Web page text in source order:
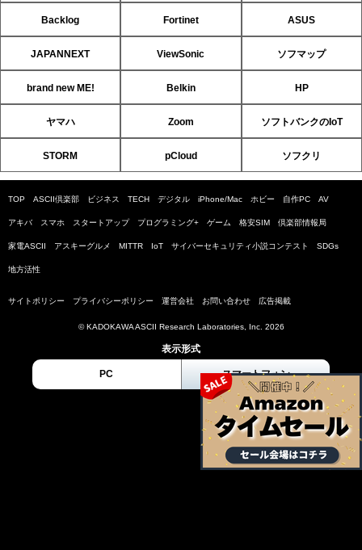
Backlog Fortinet ASUS
JAPANNEXT ViewSonic ソフマップ
brand new ME! Belkin HP
ヤマハ Zoom ソフトバンクのIoT
STORM pCloud ソフクリ
TOP ASCII倶楽部 ビジネス TECH デジタル iPhone/Mac ホビー 自作PC AV
アキバ スマホ スタートアップ プログラミング+ ゲーム 格安SIM 倶楽部情報局
家電ASCII アスキーグルメ MITTR IoT サイバーセキュリティ小説コンテスト SDGs
地方活性
サイトポリシー プライバシーポリシー 運営会社 お問い合わせ 広告掲載
© KADOKAWA ASCII Research Laboratories, Inc. 2026
表示形式
PC スマートフォン